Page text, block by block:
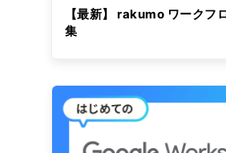
【最新】 rakumo ワークフ
集